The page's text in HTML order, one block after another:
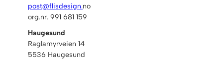
post@flisdesign.no
org.nr. 991 681 159
Haugesund
Raglamyrveien 14
5536 Haugesund